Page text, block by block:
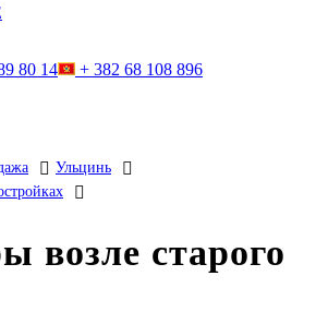
80 14 + 382 68 108 896
Ульцинь
возле старого